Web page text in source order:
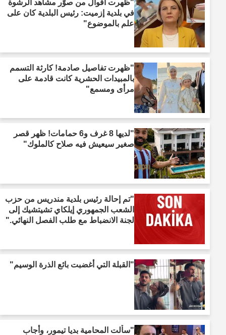
"ظهرت أقوال من صوّر مشاهد الرشوة
في بلدية إزميت: رئيس البلدية كان على
علم بالموضوع"
"ظهرت تفاصيل صادمة! كارثة التسمم
بالمبيدات الحشرية كانت قادمة على
مرأى ومسمع"
"لديها 8 غرف و6 حمامات! ظهر قصر
صغير سيعيش فيه صلاح كالملوك"
"تم إحالة رئيس بلدية مندريس من حزب
الشعب الجمهوري إيلكاي تشيتشيك إلى
لجنة الانضباط مع طلب الفصل النهائي."
"القبلة التي أغضبت بائع الذرة الوسيم"
"سألت المحامية بديا تيمور، وأجاب